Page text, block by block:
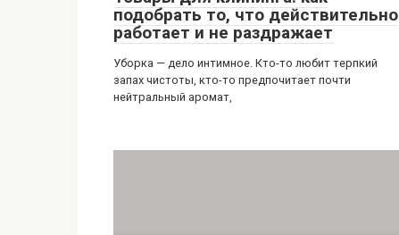
подобрать то, что действительно
работает и не раздражает
Уборка — дело интимное. Кто-то любит терпкий
запах чистоты, кто-то предпочитает почти
нейтральный аромат,